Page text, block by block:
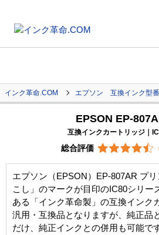
インク革命.COM エプソン 互換インク型
EPSON EP-
互換インクカートリッジ｜
総合評価
エプソン（EPSON）EP-807AR プ
こし」のマークが目印のIC80シリー
ある「インク革命製」の互換インク
汎用・互換品となりますが、純正品
だけ、純正インクとの併用も可能です